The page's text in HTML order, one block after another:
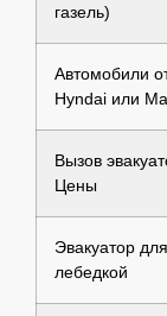
газель)
Автомобили
Hyndai или
Вызов
Цены
Эвакуатор
лебедкой